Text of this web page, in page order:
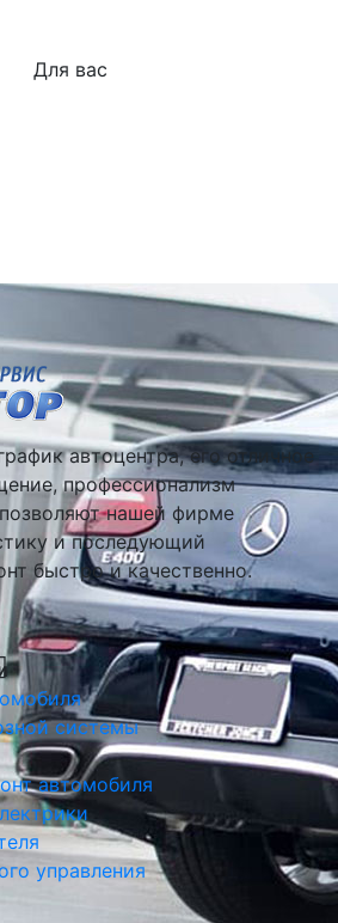
Для вас
автоцентра, его отличное
профессионализм
нашей фирме
и последующий
быстро и качественно.
системы
автомобиля
управления